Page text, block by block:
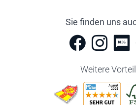
Sie finden uns
Weitere